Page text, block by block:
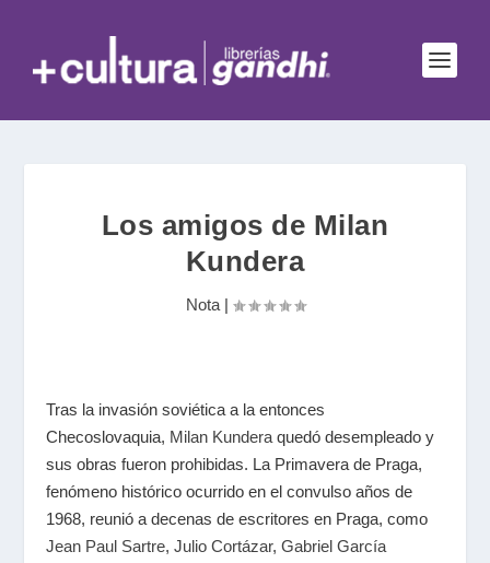
Los amigos de Milan
Kundera
Nota|
Tras la invasión soviética a la entonces
Checoslovaquia, Milan Kundera quedó desempleado y
sus obras fueron prohibidas. La Primavera de Praga,
fenómeno histórico ocurrido en el convulso años de
1968, reunió a decenas de escritores en Praga, como
Jean Paul Sartre,Julio Cortázar,Gabriel García